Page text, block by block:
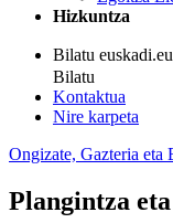
Hizkuntza
Bilatu
Bilatu
Kontaktua
Nire karpeta
Ongizate, Gazteria eta
Plangintza